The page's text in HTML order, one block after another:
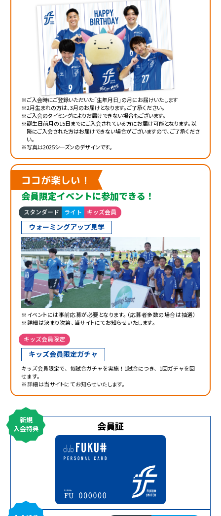
※ご入会時にご登録いただいた「生年月日」の月にお届けいたします
※2月生まれの方は、3月のお届けとなります。ご了承ください。
※ご入会のタイミングによりお届けできない場合もございます。
※誕生日前月の15日までにご入会されている方にお届け可能となります。以
降にご入会された方はお届けできない場合がございますので、ご了承くださ
い。
※写真は2025シーズンのデザインです。
ココが楽しい！
会員限定イベントに参加できる！
スタンダード ライト キッズ会員
ウォーミングアップ見学
※イベントには事前応募が必要となります。（応募者多数の場合は抽選）
※詳細は決まり次第、当サイトにてお知らせいたします。
キッズ会員限定
キッズ会員限定ガチャ
キッズ会員限定で、毎試合ガチャを実施！1試合につき、1回ガチャを回
せます。
※詳細は当サイトにてお知らせいたします。
新規
入会特典
会員証